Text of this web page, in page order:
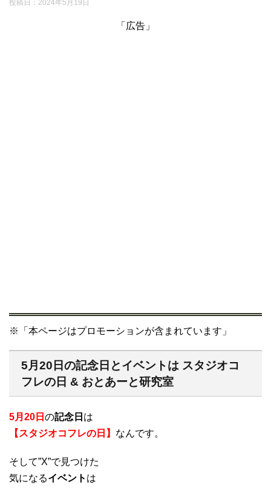
投稿日： 2024年5月19日
「広告」
※「本ページはプロモーションが含まれています」
5月20日の記念日とイベントは スタジオコ
フレの日 & おとあーと研究室
5月20日 の記念日 は
【スタジオコフレの日】 なんです。
そして”X”で見つけた
気になるイベント は